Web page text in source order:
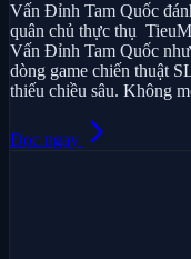
Vấn Đỉnh Tam Quốc
quân chủ thực thụ
Vấn Đỉnh Tam Quốc
dòng game chiến thuật
thiếu chiều sâu. Không
Đọc ngay arrow_forward_ios